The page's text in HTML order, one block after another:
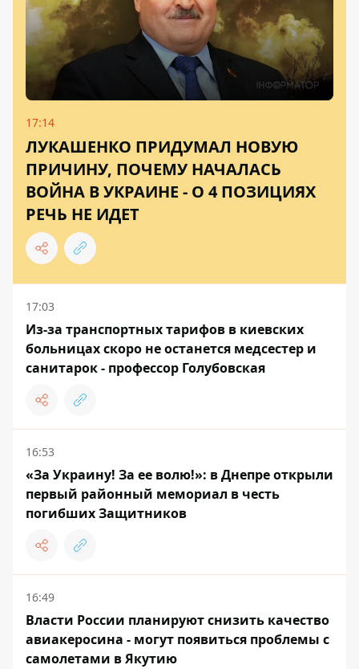
17:14
ЛУКАШЕНКО ПРИДУМАЛ НОВУЮ
ПРИЧИНУ, ПОЧЕМУ НАЧАЛАСЬ
ВОЙНА В УКРАИНЕ - О 4 ПОЗИЦИЯХ
РЕЧЬ НЕ ИДЕТ
17:03
Из-за транспортных тарифов в киевских
больницах скоро не останется медсестер и
санитарок - профессор Голубовская
16:53
«За Украину! За ее волю!»: в Днепре открыли
первый районный мемориал в честь
погибших Защитников
16:49
Власти России планируют снизить качество
авиакеросина - могут появиться проблемы с
самолетами в Якутию